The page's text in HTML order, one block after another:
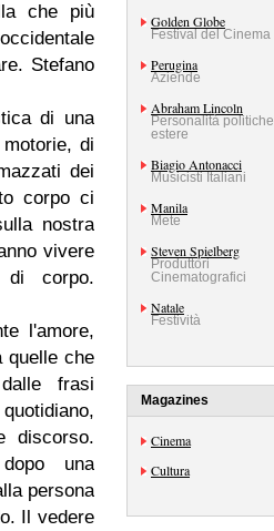
che più
Stefano
di una
di
dei
corpo ci
nostra
vivere
di corpo.
l'amore,
quelle che
frasi
discorso.
una
persona
Il vedere
Golden Globe
Festival del Cinema
Perugina
Aziende
Abraham Lincoln
Personalità politiche
estere
Biagio Antonacci
Musicisti Italiani
Manila
Mete
Steven Spielberg
Produttori
Cinematografici
Natale
Festività
Magazines
Cinema
Cultura